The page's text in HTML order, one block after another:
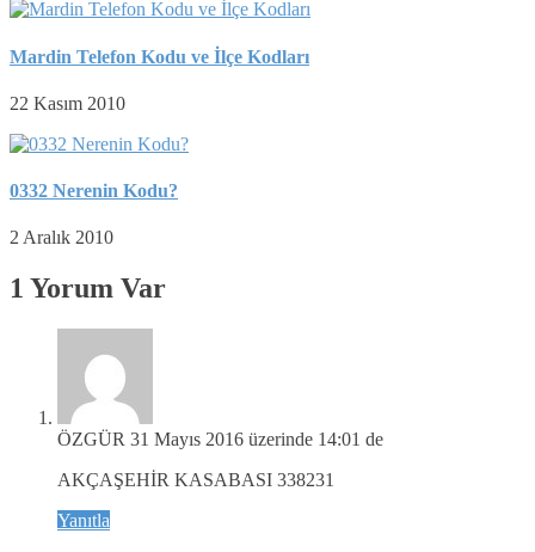
Mardin Telefon Kodu ve İlçe Kodları
22 Kasım 2010
0332 Nerenin Kodu?
2 Aralık 2010
1 Yorum Var
ÖZGÜR 31 Mayıs 2016 üzerinde 14:01 de
AKÇAŞEHİR KASABASI 338231
Yanıtla